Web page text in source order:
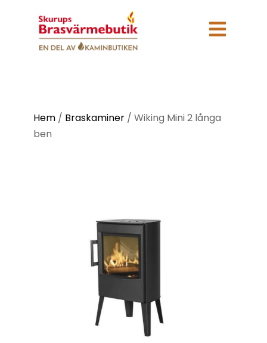

Hem / Braskaminer / Wiking Mini 2 långa
ben